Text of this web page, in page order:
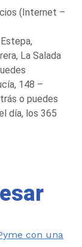
(Internet –
La Salada
148 –
o puedes
día, los 365